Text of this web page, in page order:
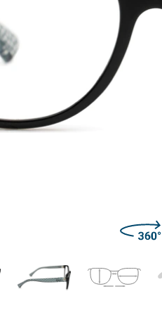
verres
Largeur des verres
Largeur
des verres